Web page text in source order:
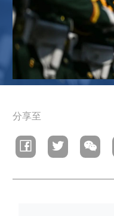
連
結
分享至